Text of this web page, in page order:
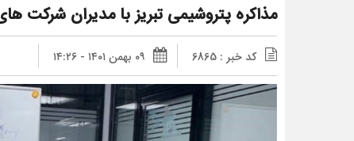
مذاکره پتروشیمی تبریز با مدیران شرکت
کد خبر : 6865 ۰۹ بهمن ۱۴۰۱ - ۱۴:۲۶